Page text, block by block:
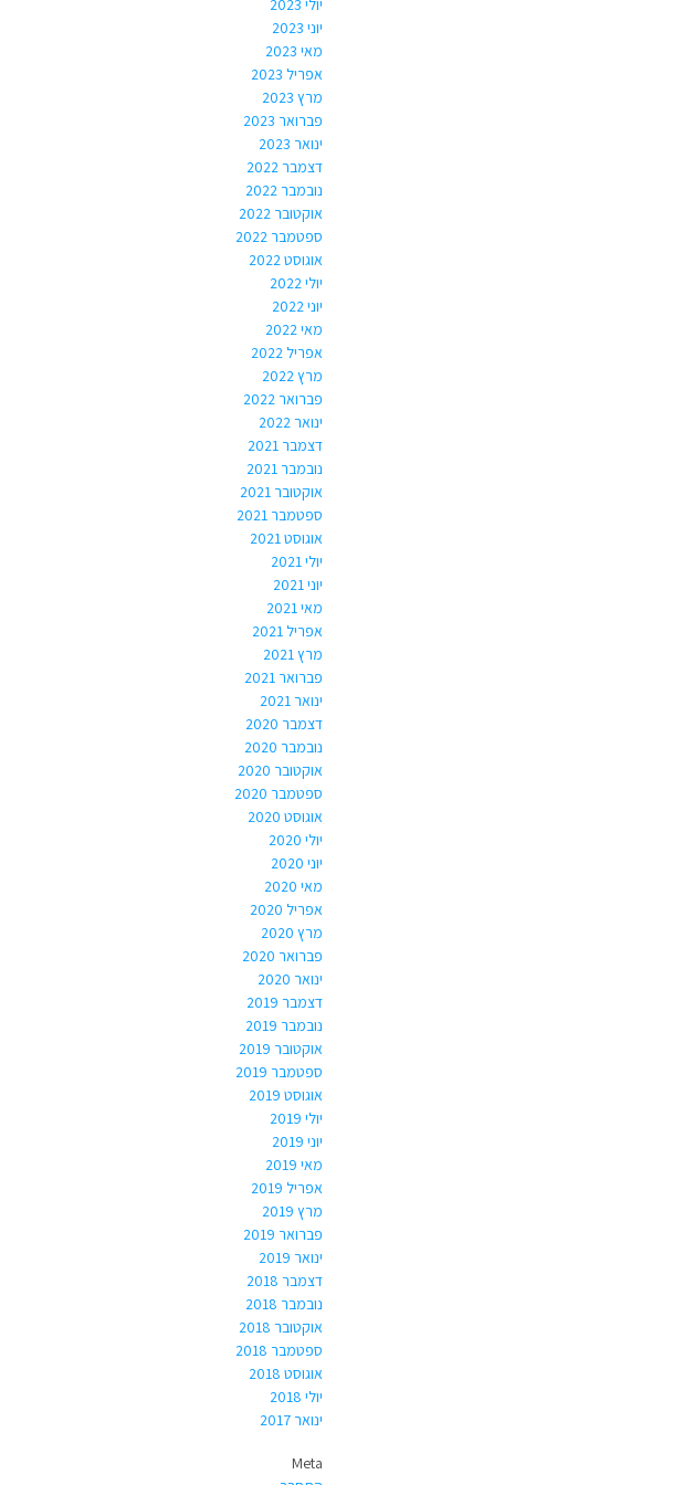
יוני 2023
מאי 2023
אפריל 2023
מרץ 2023
פברואר 2023
ינואר 2023
דצמבר 2022
נובמבר 2022
אוקטובר 2022
ספטמבר 2022
אוגוסט 2022
יולי 2022
יוני 2022
מאי 2022
אפריל 2022
מרץ 2022
פברואר 2022
ינואר 2022
דצמבר 2021
נובמבר 2021
אוקטובר 2021
ספטמבר 2021
אוגוסט 2021
יולי 2021
יוני 2021
מאי 2021
אפריל 2021
מרץ 2021
פברואר 2021
ינואר 2021
דצמבר 2020
נובמבר 2020
אוקטובר 2020
ספטמבר 2020
אוגוסט 2020
יולי 2020
יוני 2020
מאי 2020
אפריל 2020
מרץ 2020
פברואר 2020
ינואר 2020
דצמבר 2019
נובמבר 2019
אוקטובר 2019
ספטמבר 2019
אוגוסט 2019
יולי 2019
יוני 2019
מאי 2019
אפריל 2019
מרץ 2019
פברואר 2019
ינואר 2019
דצמבר 2018
נובמבר 2018
אוקטובר 2018
ספטמבר 2018
אוגוסט 2018
יולי 2018
ינואר 2017
Meta